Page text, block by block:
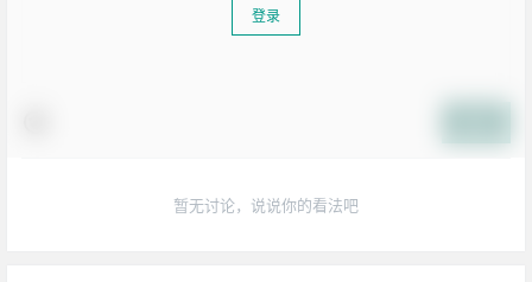
登录
暂无讨论，说说你的看法吧